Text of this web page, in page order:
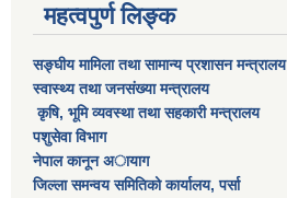
महत्वपुर्ण लिङ्क
सङ्घीय मामिला तथा सामान्य प्रशासन मन्त्रालय​
स्वास्थ्य तथा जनसंख्या मन्त्रालय
कृषि, भूमि व्यवस्था तथा सहकारी मन्त्रालय​
पशुसेवा विभाग​
नेपाल कानून अायाग
जिल्ला समन्वय समितिको कार्यालय, पर्सा